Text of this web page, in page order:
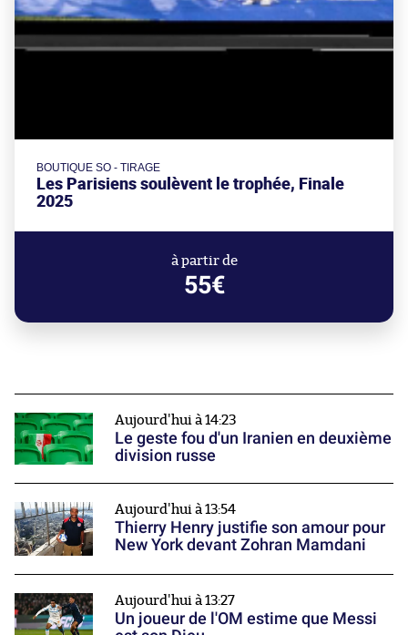
BOUTIQUE SO - TIRAGE
Les Parisiens soulèvent le trophée, Finale
2025
à partir de
55€
Aujourd'hui à 14:23
Le geste fou d'un Iranien en deuxième
division russe
Aujourd'hui à 13:54
Thierry Henry justifie son amour pour
New York devant Zohran Mamdani
Aujourd'hui à 13:27
Un joueur de l'OM estime que Messi